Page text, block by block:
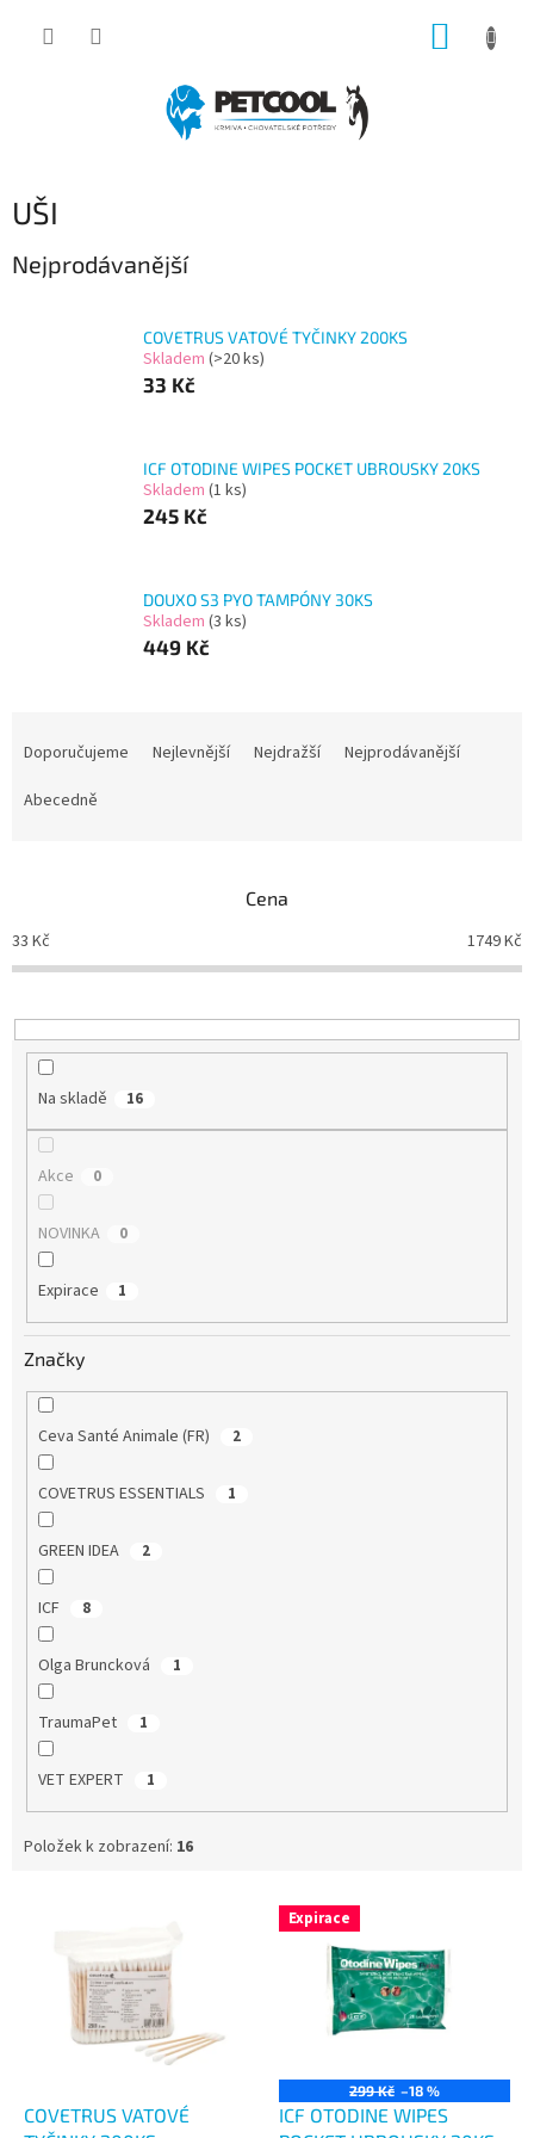
UŠI
Nejprodávanější
COVETRUS VATOVÉ TYČINKY 200KS
Skladem (>20 ks)
33 Kč
ICF OTODINE WIPES POCKET UBROUSKY 20KS
Skladem (1 ks)
245 Kč
DOUXO S3 PYO TAMPÓNY 30KS
Skladem (3 ks)
449 Kč
o
d
k
t
Doporučujeme Nejlevnější Nejdražší
Nejprodávanější
Abecedně
Cena
33 Kč 1749Kč
Na skladě 16
Akce 0
NOVINKA 0
Expirace 1
Značky
Ceva Santé Animale (FR) 2
COVETRUS ESSENTIALS 1
GREEN IDEA 2
ICF 8
Olga Bruncková 1
TraumaPet 1
VET EXPERT 1
Položek k zobrazení: 16
COVETRUS VATOVÉ
Expirace
299 Kč –18 %
ICF OTODINE WIPES